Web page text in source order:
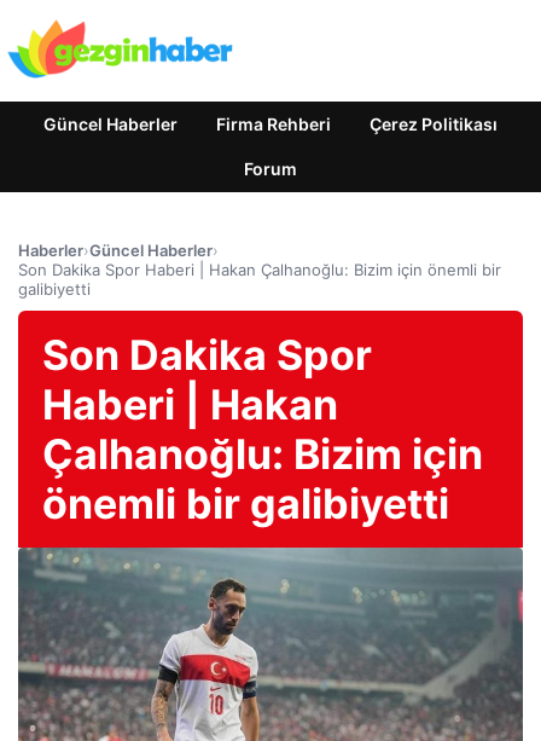
Güncel Haberler Firma Rehberi Çerez Politikası
Forum
Haberler›Güncel Haberler›
Son Dakika Spor Haberi | Hakan Çalhanoğlu: Bizim için önemli bir
galibiyetti
Son Dakika Spor
Haberi | Hakan
Çalhanoğlu: Bizim için
önemli bir galibiyetti